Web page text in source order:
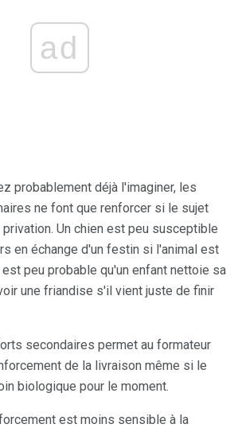
ad
probablement déjà l'imaginer, les
ne font que renforcer si le sujet
Un chien est peu susceptible
en échange d'un festin si l'animal est
peu probable qu'un enfant nettoie sa
une friandise s'il vient juste de finir
secondaires permet au formateur
de la livraison même si le
biologique pour le moment.
est moins sensible à la